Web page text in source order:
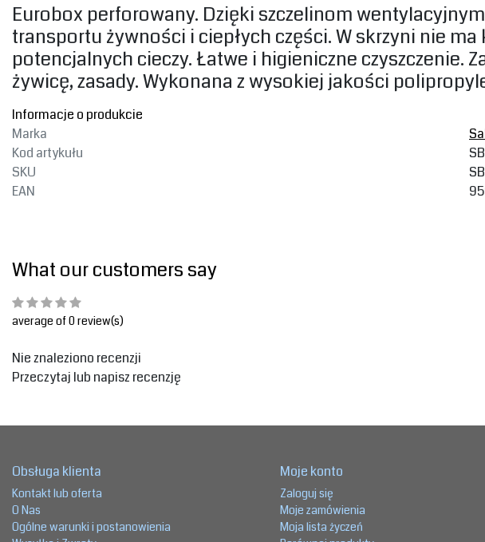
‎Eurobox perforowany. Dzięki szczelinom
transportu żywności i ciepłych części. W skrzyni nie
potencjalnych cieczy. Łatwe i higieniczne czyszczenie.
żywicę, zasady. Wykonana z wysokiej jakości
Informacje o produkcie
Marka
Kod artykułu
SKU
EAN
What our customers say
average of 0 review(s)
Nie znaleziono recenzji
Przeczytaj lub napisz recenzję
Obsługa klienta
Kontakt lub oferta
O Nas
Ogólne warunki i postanowienia
Moje konto
Zaloguj się
Moje zamówienia
Moja lista życzeń